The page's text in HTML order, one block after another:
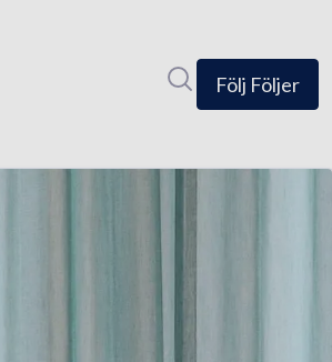
Följ Följer